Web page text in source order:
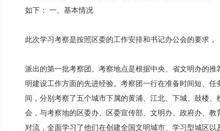
如下： 一、基本情况
此次学习考察是按照区委的工作安排和书记办公会的要求，
派出的第一批考察团。考察地点是根据中央、省文明办的
明建设工作方面的先进经验。考察团一行在准备时间短、
间，分别考察了五个城市下属的黄浦、江北、下城、鼓楼
会，与考察地的区委办、区委宣传部、文明办、政府办、
对流，全面学习了他们在创建全国文明城市、学习型城区